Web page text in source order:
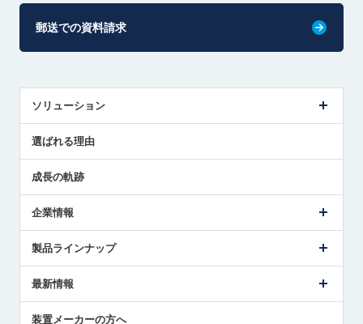
郵送での資料請求
ソリューション
解決策提案
選ばれる理由
成長の軌跡
企業情報
ごあいさつ
受賞履歴
製品ラインナップ
ツールセッタ製品
最新情報
装置メーカーの方へ